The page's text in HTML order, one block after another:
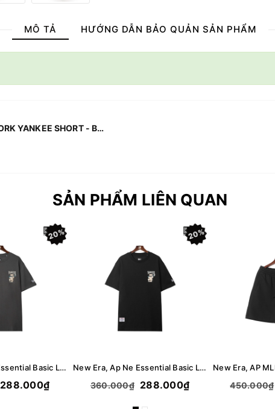
MÔ TẢ HƯỚNG DẪN BẢO QUẢN SẢN PHẨM
NEW ERA, AP MLB LOGO NEWYORK YANKEE SHORT - BLACK
SẢN PHẨM LIÊN QUAN
20%
New Era, Ap Ne Essential Basic Logo Bear T-Shirt - Gray
288.000₫
20%
New Era, Ap Ne Essential Basic Logo Bear T-Shirt - Black
360.000₫ 288.000₫ 450.000₫